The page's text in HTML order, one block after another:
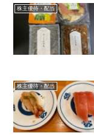
株主優待・配当
株主優待・配当